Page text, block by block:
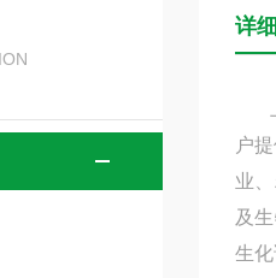
详
户
业
及
生